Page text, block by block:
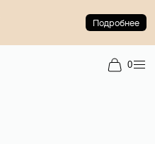
Подробнее
0